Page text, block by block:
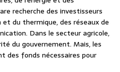
recherche des investisseurs
du thermique, des réseaux de
Dans le secteur agricole,
du gouvernement. Mais, les
des fonds nécessaires pour